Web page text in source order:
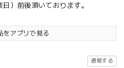
）前後頂いております。
をアプリで見る
通報する